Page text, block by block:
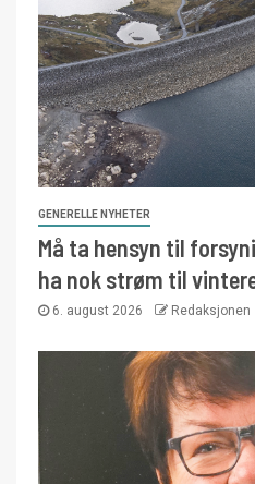
GENERELLE NYHETER
Må ta hensyn til
ha nok strøm til
6. august 2026 Redaksjonen